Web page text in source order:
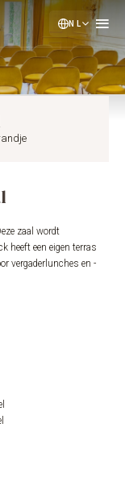
NL
EN
DE
zaal wordt
heeft een eigen terras
vergaderlunches en -